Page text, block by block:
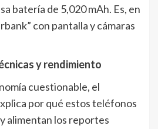
batería de 5,020 mAh. Es, en
con pantalla y cámaras
y rendimiento
cuestionable, el
por qué estos teléfonos
alimentan los reportes